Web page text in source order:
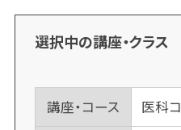
選択中の講座・クラス
講座・コース
医科